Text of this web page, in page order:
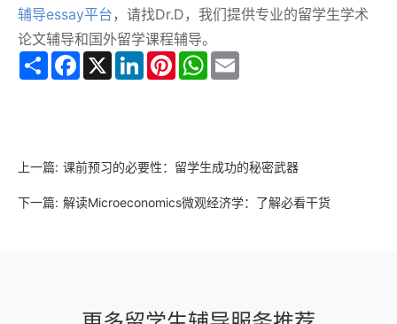
辅导essay平台 ，请找Dr.D，我们提供专业的留学生学术
论文辅导和国外留学课程辅导。
Share Facebook
X LinkedInPinterestWhatsApp
上一篇: 课前预习的必要性：留学生成功的秘密武器
下一篇: 解读Microeconomics微观经济学：了解必看干货